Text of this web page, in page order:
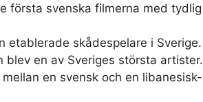
första svenska filmerna med tydlig
etablerade skådespelare i Sverige.
blev en av Sveriges största artister.
en svensk och en libanesisk-